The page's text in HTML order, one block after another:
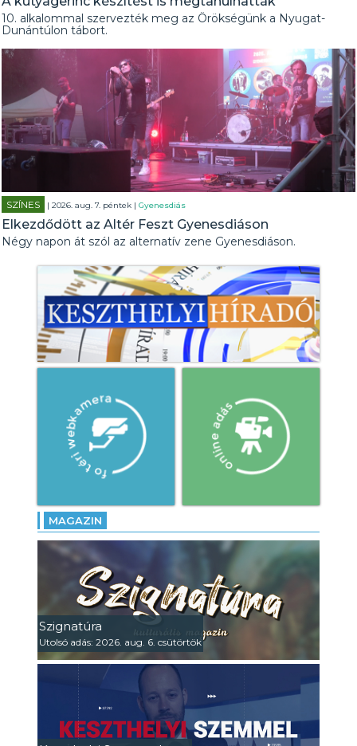
10. alkalommal szervezték meg az Örökségünk a Nyugat-
Dunántúlon tábort.
SZÍNES | 2026. aug. 7. péntek |Gyenesdiás
Elkezdődött az Altér Feszt Gyenesdiáson
Négy napon át szól az alternatív zene Gyenesdiáson.
MAGAZIN
Szignatúra
Utolsó adás: 2026. aug. 6. csütörtök